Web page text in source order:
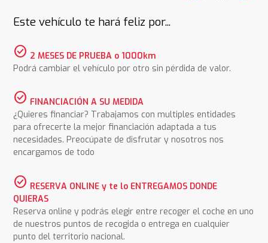
Este vehículo te hará feliz por...
check_circle 2 MESES DE PRUEBA o 1000km
Podrá cambiar el vehículo por otro sin pérdida de valor.
check_circle FINANCIACIÓN A SU MEDIDA
¿Quieres financiar? Trabajamos con multiples entidades
para ofrecerte la mejor financiación adaptada a tus
necesidades. Preocúpate de disfrutar y nosotros nos
encargamos de todo
check_circle RESERVA ONLINE y te lo ENTREGAMOS DONDE
QUIERAS
Reserva online y podrás elegir entre recoger el coche en uno
de nuestros puntos de recogida o entrega en cualquier
punto del territorio nacional.